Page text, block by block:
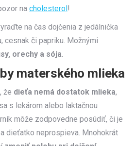
na cholesterol!
na čas dojčenia z jedálnička
cesnak či papriku. Možnými
orechy a sója.
materského mlieka
že dieťa nemá dostatok mlieka,
s lekárom alebo laktačnou
môže zodpovedne posúdiť, či je
dieťatko neprospieva. Mnohokrát